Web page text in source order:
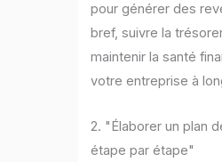
pour générer des
bref, suivre la
maintenir la santé
votre entreprise à
2. "Élaborer un plan
étape par étape"